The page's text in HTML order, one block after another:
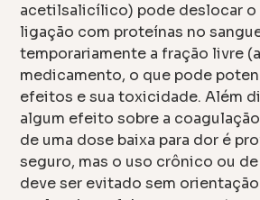
acetilsalicílico) pode deslocar o
ligação com proteínas no
temporariamente a fração livre
medicamento, o que pode
efeitos e sua toxicidade. Além
algum efeito sobre a
de uma dose baixa para dor é
seguro, mas o uso crônico ou
deve ser evitado sem